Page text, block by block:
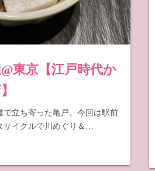
東京【江戸時代か
立ち寄った亀戸。今回は駅前
サイクルで川めぐり＆…